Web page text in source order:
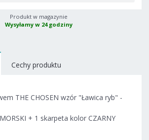
Produkt w magazynie
Wysyłamy w 24 godziny
Cechy produktu
THE CHOSEN wzór "Ławica ryb" -
+ 1 skarpeta kolor CZARNY